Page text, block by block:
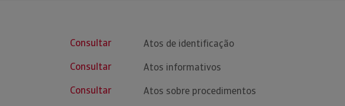
Consultar
Consultar
Consultar
Atos de identificação
Atos informativos
Atos sobre procedimentos